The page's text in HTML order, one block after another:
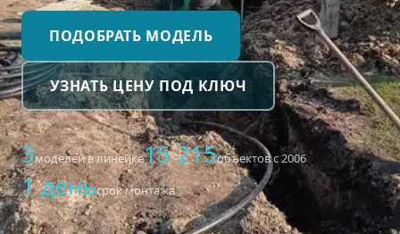
ПОДОБРАТЬ МОДЕЛЬ
УЗНАТЬ ЦЕНУ ПОД КЛЮЧ
3моделей в линейке15 215объектов с 2006
1 деньсрок монтажа